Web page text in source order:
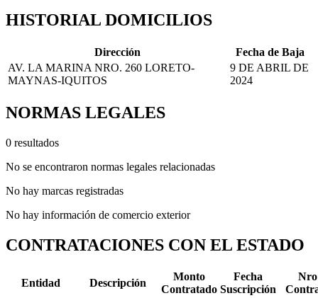
HISTORIAL DOMICILIOS
Dirección
Fecha de Baja
AV. LA MARINA NRO. 260 LORETO-
MAYNAS-IQUITOS
9 DE ABRIL DE
2024
NORMAS LEGALES
0 resultados
No se encontraron normas legales relacionadas
No hay marcas registradas
No hay información de comercio exterior
CONTRATACIONES CON EL ESTADO
Entidad Descripción
Monto
Contratado
Fecha
Suscripción
Nro